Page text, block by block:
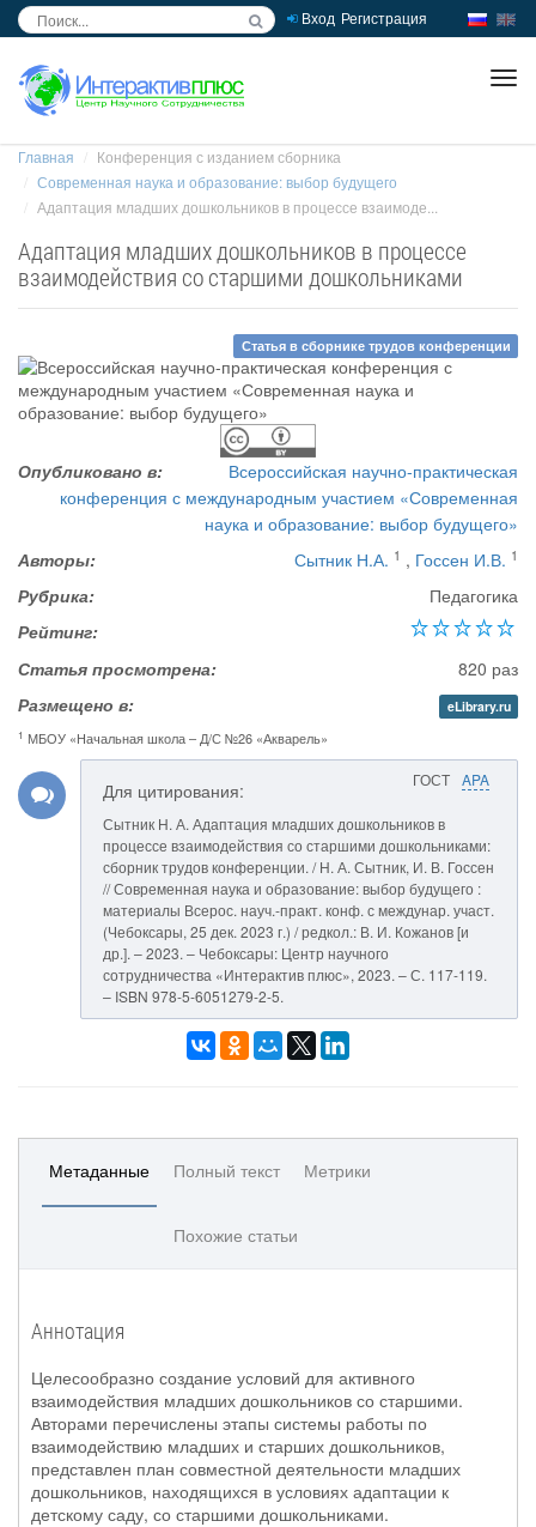
Вход Регистрация
Главная
Конференция с изданием сборника
Современная наука и образование: выбор будущего
Адаптация младших дошкольников в процессе взаимоде...
Адаптация младших дошкольников в процессе
взаимодействия со старшими дошкольниками
Статья в сборнике трудов конференции
Опубликовано в:
Всероссийская научно-практическая
конференция с международным участием «Современная
наука и образование: выбор будущего»
Авторы:
Сытник Н.А. 1 , Госсен И.В. 1
Рубрика:
Педагогика
Рейтинг:
Статья просмотрена:
820 раз
Размещено в:
eLibrary.ru
1 МБОУ «Начальная школа – Д/С №26 «Акварель»
ГОСТ APA
Для цитирования:
Сытник Н. А. Адаптация младших дошкольников в
процессе взаимодействия со старшими дошкольниками:
сборник трудов конференции. / Н. А. Сытник, И. В. Госсен
// Современная наука и образование: выбор будущего :
материалы Всерос. науч.-практ. конф. с междунар. участ.
(Чебоксары, 25 дек. 2023 г.) / редкол.: В. И. Кожанов [и
др.]. – 2023. – Чебоксары: Центр научного
сотрудничества «Интерактив плюс», 2023. – С. 117-119.
– ISBN 978-5-6051279-2-5.
Метаданные Полный текст Метрики
Похожие статьи
Аннотация
Целесообразно создание условий для активного
взаимодействия младших дошкольников со старшими.
Авторами перечислены этапы системы работы по
взаимодействию младших и старших дошкольников,
представлен план совместной деятельности младших
дошкольников, находящихся в условиях адаптации к
детскому саду, со старшими дошкольниками.